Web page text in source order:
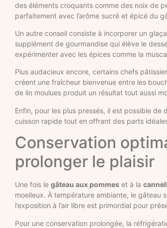
des éléments croquants comme des noix de
parfaitement avec l’arôme sucré et épicé du
Un autre conseil consiste à incorporer un
supplément de gourmandise qui élève le
expérimenter avec les épices comme la
Plus audacieux encore, certains chefs
créent une fraîcheur bienvenue entre les
de lin moulues produit un résultat tout aussi
Enfin, pour les plus pressés, il est possible
cuisson rapide tout en offrant des parts
Conservation
prolonger le plaisir
Une fois le gâteau aux pommes et à la
moelleux. À température ambiante, le gâteau
l’exposition à l’air libre est primordial pour
Pour une conservation prolongée, la